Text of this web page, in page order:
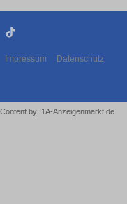
Impressum Datenschutz
by: 1A-Anzeigenmarkt.de